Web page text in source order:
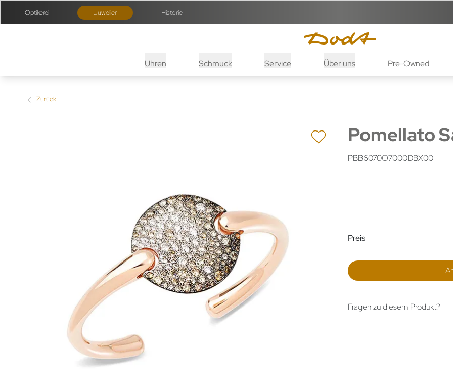
Optikerei Juwelier Historie
Uhren Schmuck Service Über uns Pre-Owned
Zurück
Pomellato
PBB6070O7000DBX00
Preis
Fragen zu diesem Produkt?